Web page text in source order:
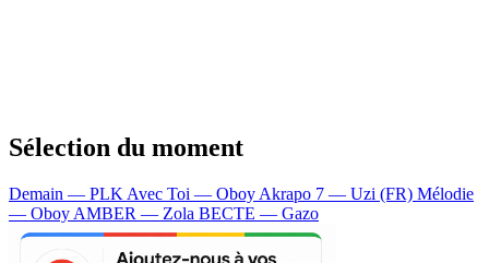
Sélection du moment
Demain — PLK Avec Toi — Oboy Akrapo 7 — Uzi (FR) Mélodie
— Oboy AMBER — Zola BECTE — Gazo